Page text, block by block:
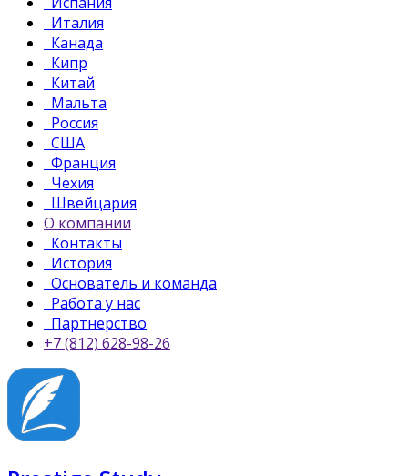
Италия
Канада
Кипр
Китай
Мальта
Россия
США
Франция
Чехия
Швейцария
О компании
Контакты
История
Основатель и команда
Работа у нас
Партнерство
+7 (812) 628-98-26